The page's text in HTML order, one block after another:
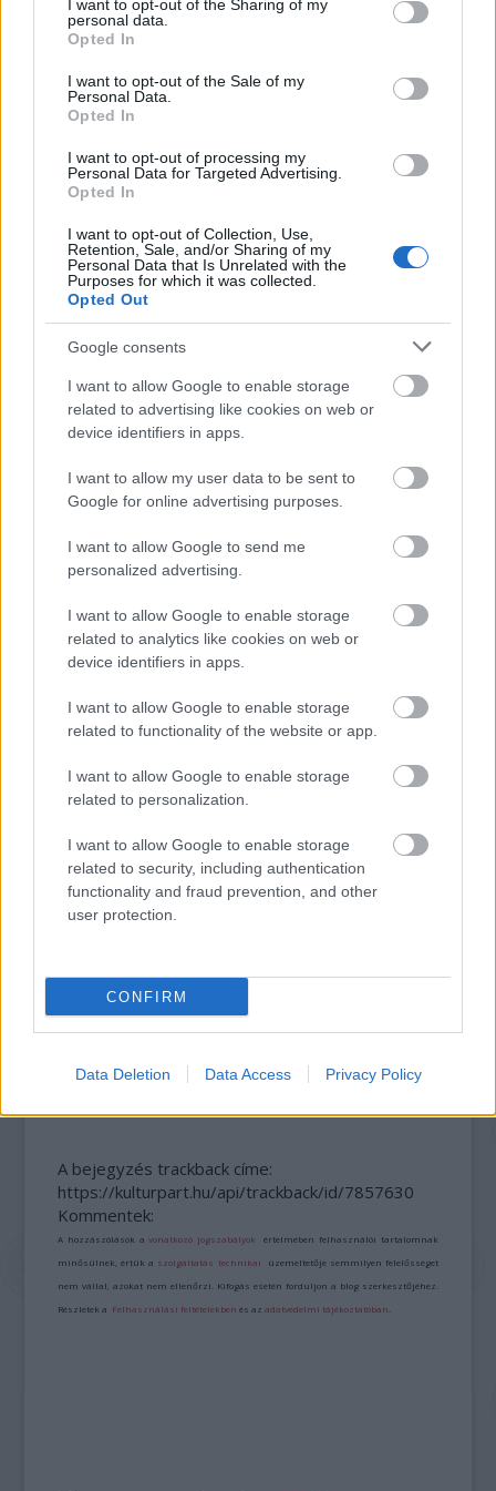
not limited to your visit or usage behaviour. You may click to
grant or deny consent to Google and its third-party tags to
use your data for below specified purposes in below Google
consent section.
I want to opt-out of the Sharing of my
personal data.
Opted In
I want to opt-out of the Sale of my
Personal Data.
Opted In
I want to opt-out of processing my
Personal Data for Targeted Advertising.
Opted In
I want to opt-out of Collection, Use,
Retention, Sale, and/or Sharing of my
Personal Data that Is Unrelated with the
Purposes for which it was collected.
Opted Out
Google consents
I want to allow Google to enable storage
related to advertising like cookies on web or
device identifiers in apps.
I want to allow my user data to be sent to
Google for online advertising purposes.
I want to allow Google to send me
personalized advertising.
I want to allow Google to enable storage
related to analytics like cookies on web or
device identifiers in apps.
I want to allow Google to enable storage
related to functionality of the website or app.
I want to allow Google to enable storage
related to personalization.
I want to allow Google to enable storage
related to security, including authentication
functionality and fraud prevention, and other
user protection.
CONFIRM
Data Deletion Data Access Privacy Policy
„NEM TÖBB EZER EMBERRE UTAZUNK, HANEM
ELSTARTOLT A MŰVÉSZETEK VÖLGYE
AZ EMBERSÉG ÜNNEPE
A bejegyzés trackback címe:
https://kulturpart.hu/api/trackback/id/7857630
Kommentek:
A hozzászólások avonatkozó jogszabályok értelmében felhasználói tartalomnak
minősülnek, értük a szolgáltatás technikai üzemeltetője semmilyen felelősséget
nem vállal, azokat nem ellenőrzi. Kifogás esetén forduljon a blog szerkesztőjéhez.
Részletek a Felhasználási feltételekben és azadatvédelmi tájékoztatóban